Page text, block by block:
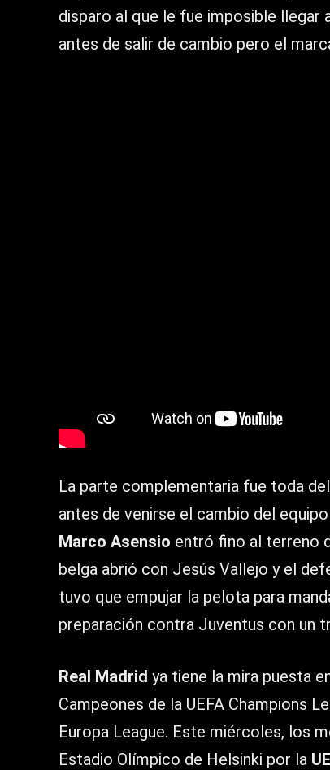
disparo al que le fue imposible llegar
antes de salir de cambio pero el
La parte complementaria fue toda
antes de venirse el cambio del
Marco Asensio entró fino al terreno
belga abrió con Jesús Vallejo y el
tuvo que empujar la pelota para
preparación contra Juventus con un
Real Madrid ya tiene la mira puesta
Campeones de la UEFA Champions
Europa League. Este miércoles, los
Estadio Olímpico de Helsinki por la